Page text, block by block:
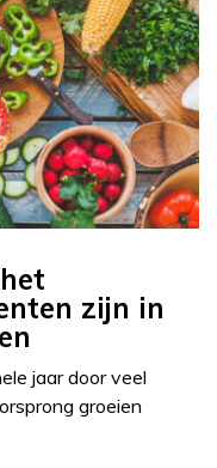
zijn in
jaar door veel
groeien